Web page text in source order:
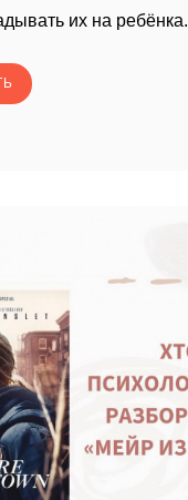
их на ребёнка.